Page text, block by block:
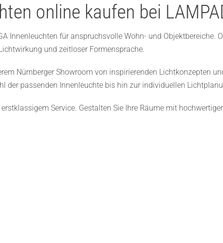
Varianten
auf.
Die
Optionen
auf
der
gewählt
online kaufen bei
Innenleuchten für anspruchsvolle Wohn- und Objektbereiche.
und zeitloser Formensprache.
Nürnberger Showroom von inspirierenden Lichtkonzepten
der passenden Innenleuchte bis hin zur individuellen
Service. Gestalten Sie Ihre Räume mit